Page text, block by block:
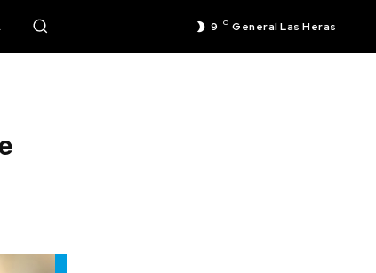
9 C General Las Heras